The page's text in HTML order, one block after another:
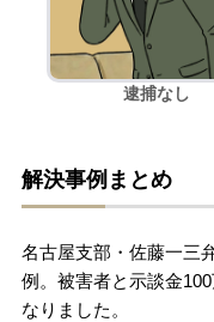
刑事事件を示
弁護士紹介
弁護士費用
逮捕なし
解決事例まとめ
名古屋支部・佐藤一三
例。被害者と示談金
なりました。